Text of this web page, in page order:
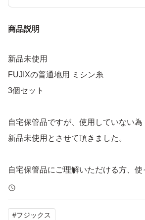
商品説明
新品未使用
FUJIXの普通地用 ミシン糸
3個セット
自宅保管品ですが、使用していない為
新品未使用とさせて頂きました。
自宅保管品にご理解いただける方、使
お願いします。
#フジックス